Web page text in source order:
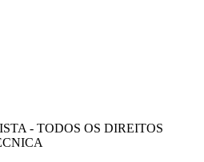
- TODOS OS DIREITOS